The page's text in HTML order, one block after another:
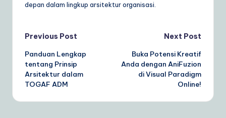
depan dalam lingkup arsitektur organisasi.
Post
navigation
Previous Post
Panduan Lengkap
tentang Prinsip
Arsitektur dalam
TOGAF ADM
Next Post
Buka Potensi Kreatif
Anda dengan AniFuzion
di Visual Paradigm
Online!